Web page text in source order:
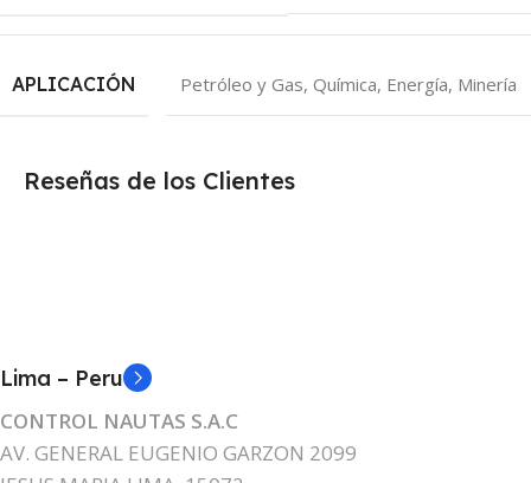
APLICACIÓN Petróleo y Gas, Química, Energía, Minería
Reseñas de los Clientes
Lima – Peru
CONTROL NAUTAS S.A.C
AV. GENERAL EUGENIO GARZON 2099